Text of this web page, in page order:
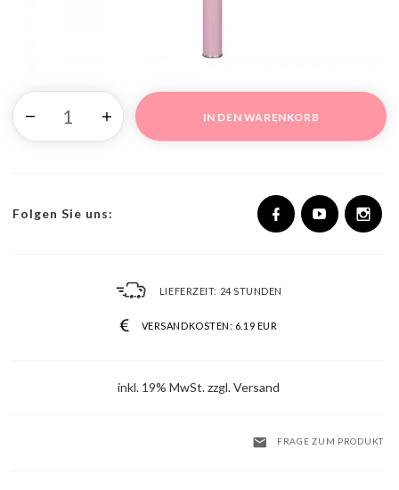
IN DEN WARENKORB
Folgen Sie uns:
LIEFERZEIT: 24 STUNDEN
VERSANDKOSTEN: 6.19 EUR
inkl. 19% MwSt. zzgl. Versand
FRAGE ZUM PRODUKT